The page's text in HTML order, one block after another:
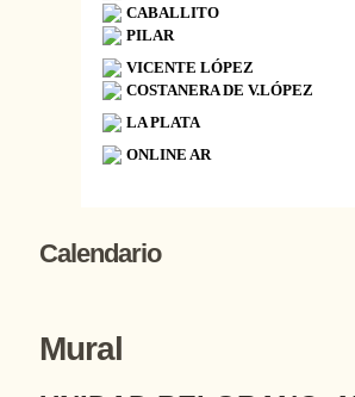
CABALLITO
PILAR
VICENTE LÓPEZ
COSTANERA DE V.LÓPEZ
LA PLATA
ONLINE AR
Calendario
Mural